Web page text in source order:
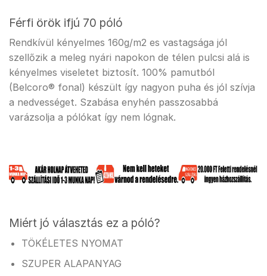
Férfi örök ifjú 70 póló
Rendkívül kényelmes 160g/m2 es vastagsága jól
szellőzik a meleg nyári napokon de télen pulcsi alá is
kényelmes viseletet biztosít. 100% pamutból
(Belcoro® fonal) készült így nagyon puha és jól szívja
a nedvességet. Szabása enyhén passzosabbá
varázsolja a pólókat így nem lógnak.
Miért jó választás ez a póló?
TÖKÉLETES NYOMAT
SZUPER ALAPANYAG